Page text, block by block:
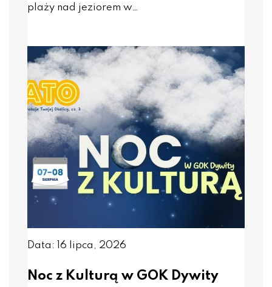
plaży nad jeziorem w…
Data: 16 lipca, 2026
Noc z Kulturą w GOK Dywity